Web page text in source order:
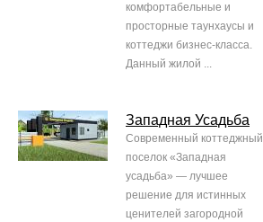
комфортабельные и
просторные таунхаусы и
коттеджи бизнес-класса.
Данный жилой ...
Западная Усадьба
Современный коттеджный
поселок «Западная
усадьба» — лучшее
решение для истинных
ценителей загородной